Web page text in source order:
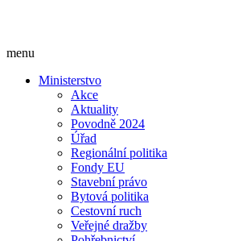
menu
Ministerstvo
Akce
Aktuality
Povodně 2024
Úřad
Regionální politika
Fondy EU
Stavební právo
Bytová politika
Cestovní ruch
Veřejné dražby